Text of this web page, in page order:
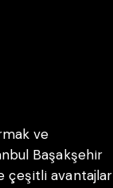
ve
Başakşehir
çeşitli avantajlar